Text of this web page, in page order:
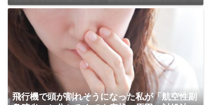
所も解説
飛行機で頭が割れそうになった私が「航空性副